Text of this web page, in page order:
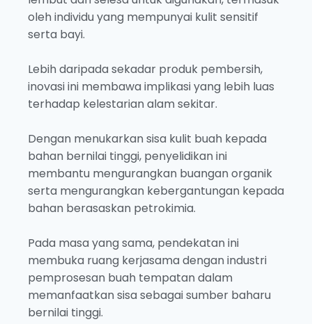
oleh individu yang mempunyai kulit sensitif
serta bayi.
Lebih daripada sekadar produk pembersih,
inovasi ini membawa implikasi yang lebih luas
terhadap kelestarian alam sekitar.
Dengan menukarkan sisa kulit buah kepada
bahan bernilai tinggi, penyelidikan ini
membantu mengurangkan buangan organik
serta mengurangkan kebergantungan kepada
bahan berasaskan petrokimia.
Pada masa yang sama, pendekatan ini
membuka ruang kerjasama dengan industri
pemprosesan buah tempatan dalam
memanfaatkan sisa sebagai sumber baharu
bernilai tinggi.